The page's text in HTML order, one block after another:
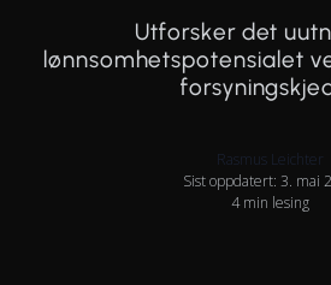
Utforsker det
lønnsomhetspotensialet
Rasmus Leichter
Sist oppdatert: 3. mai
4 min lesing